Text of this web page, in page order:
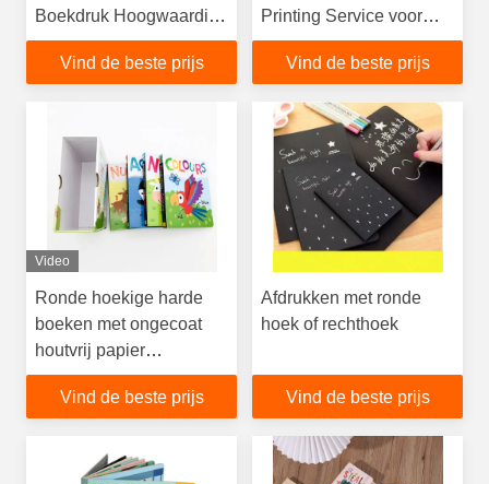
Boekdruk Hoogwaardig
natuurlijk papier
Binnemateriaal
Vind de beste prijs
Printing Service voor
bedrijven
Vind de beste prijs
Video
Ronde hoekige harde
boeken met ongecoat
houtvrij papier
binnenkant en
aangepaste
Vind de beste prijs
Afdrukken met ronde
hoek of rechthoek
Vind de beste prijs